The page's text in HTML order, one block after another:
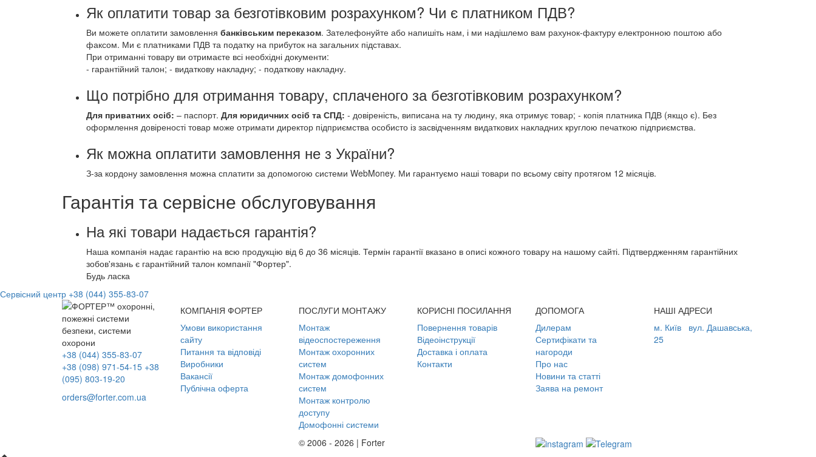
Як оплатити товар за безготівковим розрахунком? Чи є платником ПДВ?
Ви можете оплатити замовлення банківським переказом. Зателефонуйте або напишіть нам, і ми надішлемо вам рахунок-фактуру електронною поштою або
факсом. Ми є платниками ПДВ та податку на прибуток на загальних підставах.
При отриманні товару ви отримаєте всі необхідні документи:
- гарантійний талон; - видаткову накладну; - податкову накладну.
Що потрібно для отримання товару, сплаченого за безготівковим розрахунком?
Для приватних осіб: – паспорт. Для юридичних осіб та СПД: - довіреність, виписана на ту людину, яка отримує товар; - копія платника ПДВ (якщо є). Без
оформлення довіреності товар може отримати директор підприємства особисто із засвідченням видаткових накладних круглою печаткою підприємства.
Як можна оплатити замовлення не з України?
З-за кордону замовлення можна сплатити за допомогою системи WebMoney. Ми гарантуємо наші товари по всьому світу протягом 12 місяців.
Гарантія та сервісне обслуговування
На які товари надається гарантія?
Наша компанія надає гарантію на всю продукцію від 6 до 36 місяців. Термін гарантії вказано в описі кожного товару на нашому сайті. Підтвердженням гарантійних
зобов'язань є гарантійний талон компанії "Фортер".
Будь ласка
Сервісний центр +38 (044) 355-83-07
+38 (044) 355-83-07
+38 (098) 971-54-15 +38
(095) 803-19-20
orders@forter.com.ua
КОМПАНІЯ ФОРТЕР
Умови використання
сайту
Питання та відповіді
Виробники
Вакансії
Публічна оферта
ПОСЛУГИ МОНТАЖУ
Монтаж
відеоспостереження
Монтаж охоронних
систем
Монтаж домофонних
систем
Монтаж контролю
доступу
Домофонні системи
КОРИСНІ ПОСИЛАННЯ
Повернення товарів
Відеоінструкції
Доставка і оплата
Контакти
ДОПОМОГА
Дилерам
Сертифікати та
нагороди
Про нас
Новини та статті
Заява на ремонт
НАШІ АДРЕСИ
м. Київ
вул. Дашавська,
25
© 2006 - 2026 | Forter